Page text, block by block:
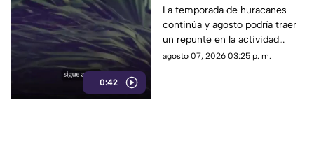
0:42
otro posible ciclón
tropical; esta sería la
fecha
La temporada de huracanes
continúa y agosto podría traer
un repunte en la actividad
tropical; estos son los
agosto 07, 2026 03:25 p. m.